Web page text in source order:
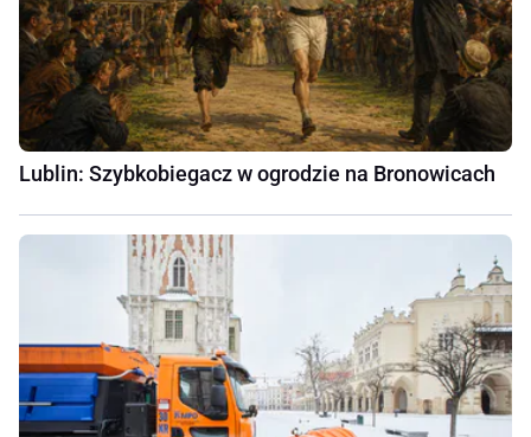
Lublin: Szybkobiegacz w ogrodzie na Bronowicach